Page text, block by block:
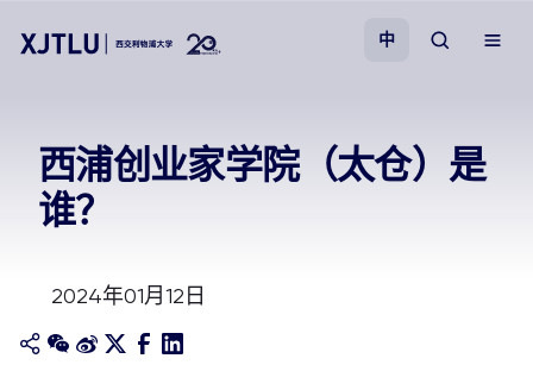
招生
学院
中
西浦创业家学院（太仓）是
谁？
2024年01月12日